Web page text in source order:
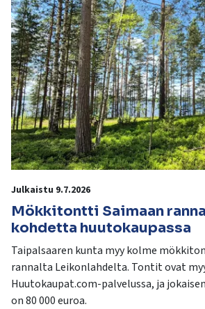
Julkaistu 9.7.2026
Mökkitontti Saimaan
kohdetta huutokaupassa
Taipalsaaren kunta myy kolme
rannalta Leikonlahdelta. Tontit ovat
Huutokaupat.com-palvelussa, ja
on 80 000 euroa.